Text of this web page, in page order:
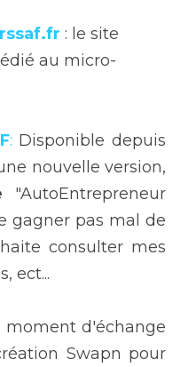
: le site
au micro-
: Disponible depuis
"AutoEntrepreneur
gagner pas mal de
consulter mes
ect...
moment d'échange
Swapn pour